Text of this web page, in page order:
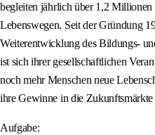
begleiten jährlich über 1,2
Lebenswegen. Seit der Gründung
Weiterentwicklung des Bildungs-
ist sich ihrer gesellschaftlichen
noch mehr Menschen neue
ihre Gewinne in die
Aufgabe: